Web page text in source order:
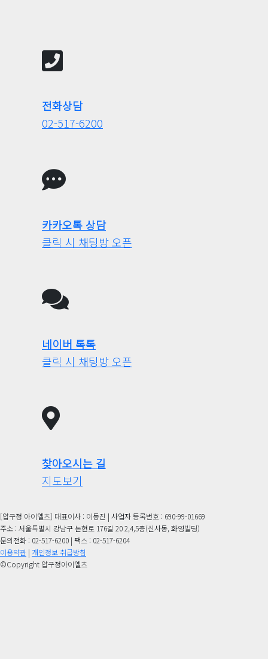
전화상담
02-517-6200
카카오톡 상담
클릭 시 채팅방 오픈
네이버 톡톡
클릭 시 채팅방 오픈
찾아오시는 길
지도보기
[압구정 아이엘츠] 대표이사 : 이동진 | 사업자 등록번호 : 690-99-01669
주소 : 서울특별시 강남구 논현로 176길 20 2,4,5층(신사동, 화영빌딩)
문의전화 : 02-517-6200 | 팩스 : 02-517-6204
이용약관 | 개인정보 취급방침
©Copyright 압구정아이엘츠